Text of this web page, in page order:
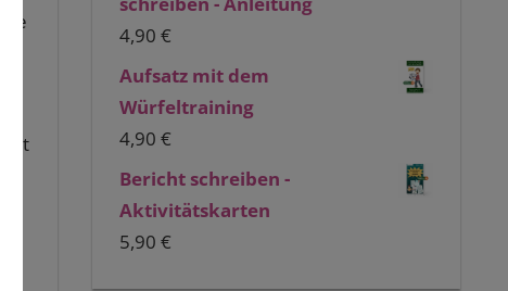
4,90€
Aufsatz mit dem
Würfeltraining
4,90€
Bericht schreiben -
Aktivitätskarten
5,90€